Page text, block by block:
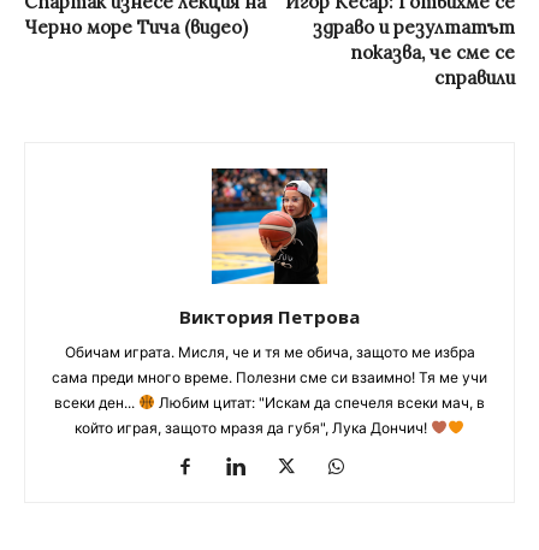
Черно море Тича (видео)
здраво и резултатът
показва, че сме се
справили
Виктория Петрова
Обичам играта. Мисля, че и тя ме обича, защото ме избра
сама преди много време. Полезни сме си взаимно! Тя ме учи
всеки ден...
Любим цитат: "Искам да спечеля всеки мач, в
който играя, защото мразя да губя", Лука Дончич!